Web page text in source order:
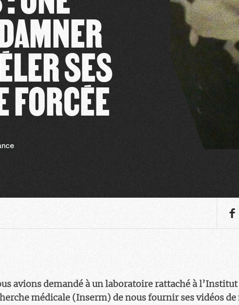
SES
FORCÉE
avions demandé à un laboratoire rattaché à
médicale (Inserm) de nous fournir ses vidéos de